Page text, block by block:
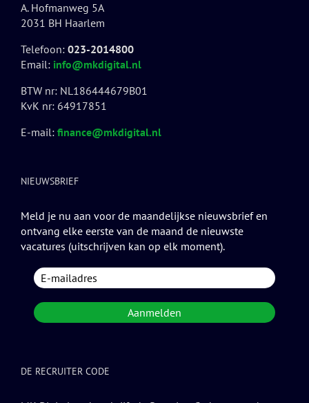
A. Hofmanweg 5A
2031 BH Haarlem
Telefoon: 023-2014800
Email: info@mkdigital.nl
BTW nr: NL186444679B01
KvK nr: 64917851
E-mail: finance@mkdigital.nl
NIEUWSBRIEF
Meld je nu aan voor de maandelijkse nieuwsbrief en
ontvang elke eerste van de maand de nieuwste
vacatures (uitschrijven kan op elk moment).
DE RECRUITER CODE